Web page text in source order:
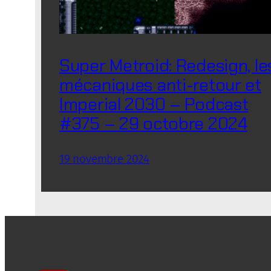
Super Metroid: Redesign,
mécaniques anti-retour et
Imperial 2030 – Podcast
#375 – 29 octobre 2024
19 novembre 2024